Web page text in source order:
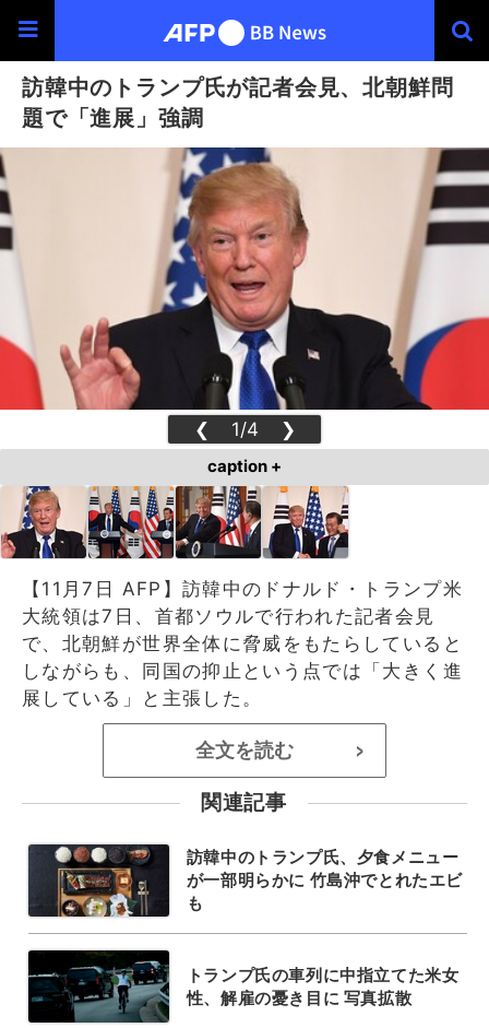
訪韓中のトランプ氏が記者会見、北朝鮮問
題で「進展」強調
❮ 1/4 ❯
caption +
【11月7日 AFP】訪韓中のドナルド・トランプ米
大統領は7日、首都ソウルで行われた記者会見
で、北朝鮮が世界全体に脅威をもたらしていると
しながらも、同国の抑止という点では「大きく進
展している」と主張した。
全文を読む >
関連記事
訪韓中のトランプ氏、夕食メニュー
が一部明らかに 竹島沖でとれたエビ
も
トランプ氏の車列に中指立てた米女
性、解雇の憂き目に 写真拡散